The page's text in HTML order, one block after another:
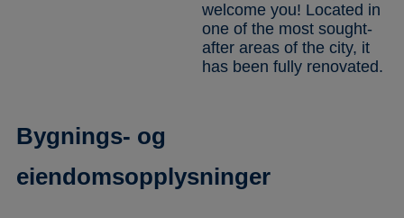
welcome you! Located in
one of the most sought-
after areas of the city, it
has been fully renovated.
Bygnings- og
eiendomsopplysninger